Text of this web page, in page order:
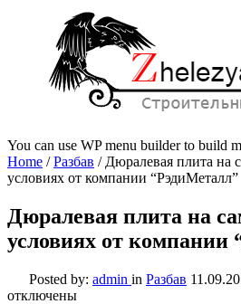
You can use WP menu builder to build
Home /Разбав / Дюралевая плита на
условиях от компании “РэдиМеталл”
Дюралевая плита на
условиях от компании
Posted by: admin in Разбав
отключены